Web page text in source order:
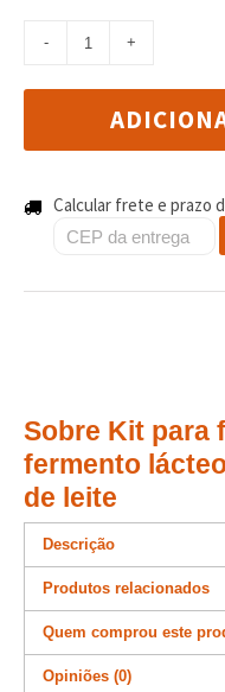
Calcular frete e prazo
Sobre Kit para
fermento
de leite
Descrição
Produtos relacionados
Quem comprou este
Opiniões (0)